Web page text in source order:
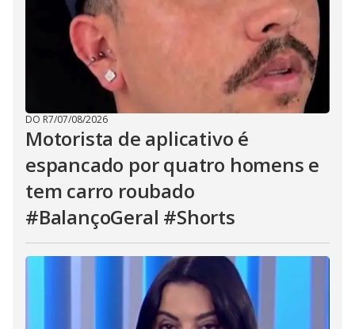
DO R7/07/08/2026
Motorista de aplicativo é
espancado por quatro homens e
tem carro roubado
#BalançoGeral #Shorts